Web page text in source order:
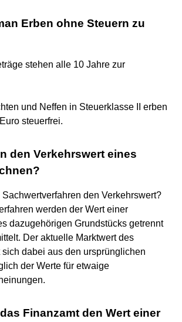
Erben ohne Steuern zu
stehen alle 10 Jahre zur
und Neffen in Steuerklasse II erben
steuerfrei.
den Verkehrswert eines
den Verkehrswert?
werden der Wert einer
dazugehörigen Grundstücks getrennt
Der aktuelle Marktwert des
dabei aus den ursprünglichen
der Werte für etwaige
Finanzamt den Wert einer